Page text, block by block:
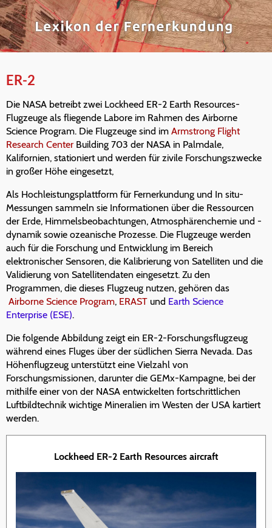
ER-2
Die NASA betreibt zwei Lockheed ER-2 Earth Resources-
Flugzeuge als fliegende Labore im Rahmen des Airborne
Science Program. Die Flugzeuge sind im Armstrong Flight
Research Center Building 703 der NASA in Palmdale,
Kalifornien, stationiert und werden für zivile Forschungszwecke
in großer Höhe eingesetzt,
Als Hochleistungsplattform für Fernerkundung und In situ-
Messungen sammeln sie Informationen über die Ressourcen
der Erde, Himmelsbeobachtungen, Atmosphärenchemie und -
dynamik sowie ozeanische Prozesse. Die Flugzeuge werden
auch für die Forschung und Entwicklung im Bereich
elektronischer Sensoren, die Kalibrierung von Satelliten und die
Validierung von Satellitendaten eingesetzt. Zu den
Programmen, die dieses Flugzeug nutzen, gehören das
Airborne Science Program, ERAST und Earth Science
Enterprise (ESE).
Die folgende Abbildung zeigt ein ER-2-Forschungsflugzeug
während eines Fluges über der südlichen Sierra Nevada. Das
Höhenflugzeug unterstützt eine Vielzahl von
Forschungsmissionen, darunter die GEMx-Kampagne, bei der
mithilfe einer von der NASA entwickelten fortschrittlichen
Luftbildtechnik wichtige Mineralien im Westen der USA kartiert
werden.
Lockheed ER-2 Earth Resources aircraft